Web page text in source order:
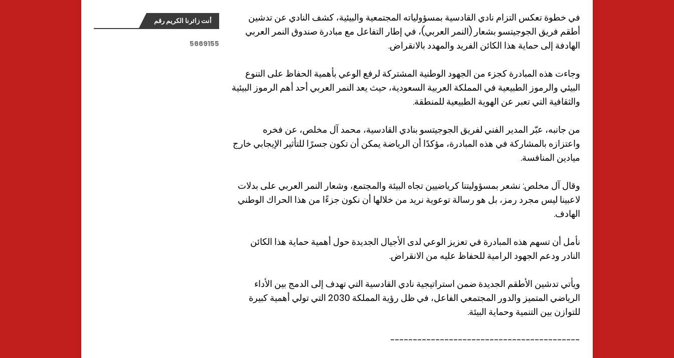
في خطوة تعكس التزام نادي القادسية بمسؤولياته المجتمعية والبيئية، كشف النادي عن تدشين
أطقم فريق الجوجيتسو بشعار (النمر العربي)، في إطار التفاعل مع مبادرة صندوق النمر العربي
الهادفة إلى حماية هذا الكائن الفريد والمهدد بالانقراض.
وجاءت هذه المبادرة كجزء من الجهود الوطنية المشتركة لرفع الوعي بأهمية الحفاظ على التنوع
البيئي والرموز الطبيعية في المملكة العربية السعودية، حيث يعد النمر العربي أحد أهم الرموز البيئية
والثقافية التي تعبر عن الهوية الطبيعية للمنطقة.
من جانبه، عبّر المدير الفني لفريق الجوجيتسو بنادي القادسية، محمد آل مخلص، عن فخره
واعتزازه بالمشاركة في هذه المبادرة، مؤكدًا أن الرياضة يمكن أن تكون جسرًا للتأثير الإيجابي خارج
ميادين المنافسة.
وقال آل مخلص: نشعر بمسؤوليتنا كرياضيين تجاه البيئة والمجتمع، وشعار النمر العربي على بدلات
لاعبينا ليس مجرد رمز، بل هو رسالة توعوية نريد من خلالها أن نكون جزءًا من هذا الحراك الوطني
الهادف.
نأمل أن تسهم هذه المبادرة في تعزيز الوعي لدى الأجيال الجديدة حول أهمية حماية هذا الكائن
النادر ودعم الجهود الرامية للحفاظ عليه من الانقراض.
ويأتي تدشين الأطقم الجديدة ضمن استراتيجية نادي القادسية التي تهدف إلى الدمج بين الأداء
الرياضي المتميز والدور المجتمعي الفاعل، في ظل رؤية المملكة 2030 التي تولي أهمية كبيرة
للتوازن بين التنمية وحماية البيئة.
------------------------------------------
أنت زائرنا الكريم رقم
5669155